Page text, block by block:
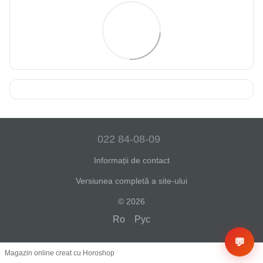
022 84-08-09
Informații de contact
Versiunea completă a site-ului
© 2026
Ro Рус
Magazin online creat cu Horoshop
💬